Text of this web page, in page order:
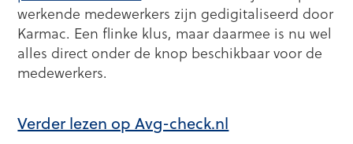
werkende medewerkers zijn gedigitaliseerd door
Karmac. Een flinke klus, maar daarmee is nu wel
alles direct onder de knop beschikbaar voor de
medewerkers.
Verder lezen op Avg-check.nl